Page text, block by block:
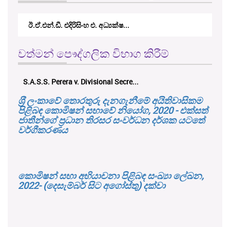
ඊ.ඒ.එන්.ඩී. එදිරිසිංහ එ. අධ්‍යක්ෂ...
වත්මන් පෞද්ගලික විභාග කිරීම්
S.A.S.S. Perera v. Divisional Secre...
ශ‍්‍රී ලංකාවේ තොරතුරු දැනගැනීමේ අයිතිවාසිකම
පිළිබඳ කොමිෂන් සභාවේ නියෝග, 2020 - එක්සත්
ජාතීන්ගේ ප්‍රධාන තිරසර සංවර්ධන දර්ශක යටතේ
වර්ගීකරණය
කොමිෂන් සභා අභියාචනා පිළිබඳ සංඛ්‍යා ලේඛන,
2022- (දෙසැම්බර් සිට අගෝස්තු) දක්වා